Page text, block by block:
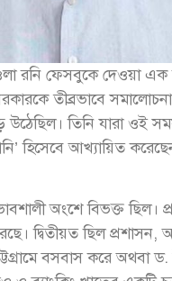
ফেসবুকে দেওয়া এক
তীব্রভাবে
উঠেছিল। তিনি যারা ওই
হিসেবে আখ্যায়িত
অংশে বিভক্ত ছিল।
দ্বিতীয়ত ছিল প্রশাসন,
বসবাস করে অথবা ড.